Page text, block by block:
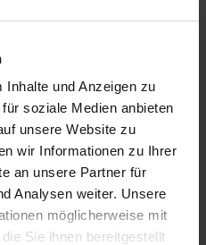
und Anzeigen zu
soziale Medien anbieten
unsere Website zu
wir Informationen zu Ihrer
an unsere Partner für
Analysen weiter. Unsere
möglicherweise mit
Sie ihnen bereitgestellt
Das ist